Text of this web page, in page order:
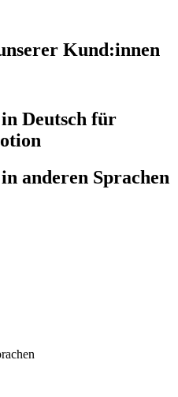
Kund:innen
Deutsch für
anderen Sprachen